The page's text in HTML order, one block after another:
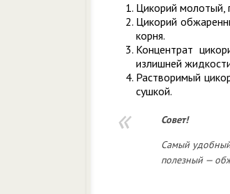
Цикорий молотый,
Цикорий
корня.
Концентрат
излишней
Растворимый
сушкой.
Совет!
Самый
полезный —